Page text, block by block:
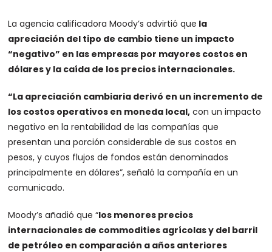
La agencia calificadora Moody’s advirtió que la
apreciación del tipo de cambio tiene un impacto
“negativo” en las empresas por mayores costos en
dólares y la caída de los precios internacionales.
“La apreciación cambiaria derivó en un incremento de
los costos operativos en moneda local, con un impacto
negativo en la rentabilidad de las compañías que
presentan una porción considerable de sus costos en
pesos, y cuyos flujos de fondos están denominados
principalmente en dólares”, señaló la compañía en un
comunicado.
Moody’s añadió que “los menores precios
internacionales de commodities agrícolas y del barril
de petróleo en comparación a años anteriores